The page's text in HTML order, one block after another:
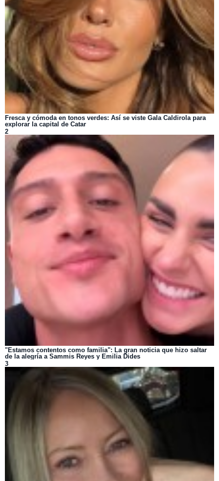
Fresca y cómoda en tonos verdes: Así se viste Gala Caldirola para
explorar la capital de Catar
2
"Estamos contentos como familia": La gran noticia que hizo saltar
de la alegría a Sammis Reyes y Emilia Dides
3